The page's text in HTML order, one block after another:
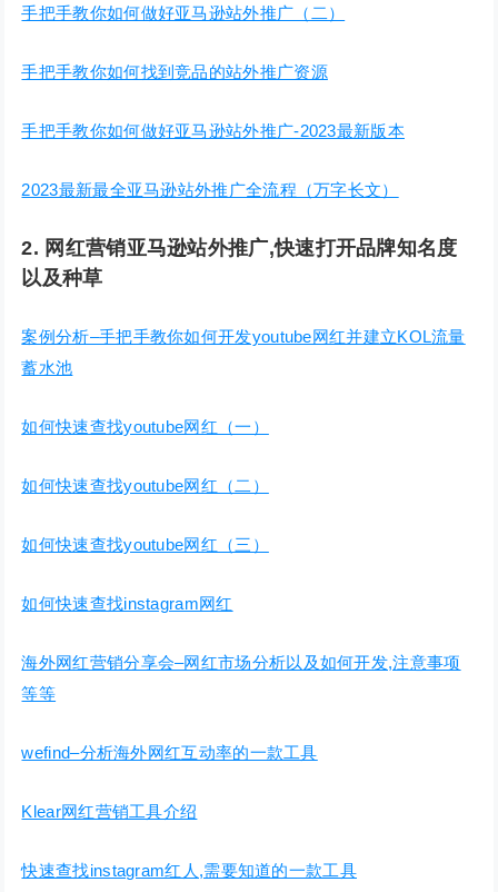
手把手教你如何做好亚马逊站外推广（二）
手把手教你如何找到竞品的站外推广资源
手把手教你如何做好亚马逊站外推广-2023最新版本
2023最新最全亚马逊站外推广全流程（万字长文）
2. 网红营销亚马逊站外推广,快速打开品牌知名度
以及种草
案例分析–手把手教你如何开发youtube网红并建立KOL流量
蓄水池
如何快速查找youtube网红（一）
如何快速查找youtube网红（二）
如何快速查找youtube网红（三）
如何快速查找instagram网红
海外网红营销分享会–网红市场分析以及如何开发,注意事项
等等
wefind–分析海外网红互动率的一款工具
Klear网红营销工具介绍
快速查找instagram红人,需要知道的一款工具